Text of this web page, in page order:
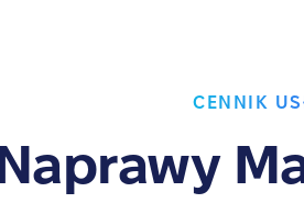
CENNIK